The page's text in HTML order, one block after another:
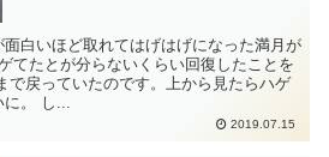
白いほど取れてはげはげになった満月が
てたとが分らないくらい回復したことを
で戻っていたのです。上から見たらハゲ
に。 し...
2019.07.15